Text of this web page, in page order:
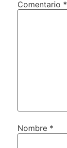
Comentario *
Nombre *